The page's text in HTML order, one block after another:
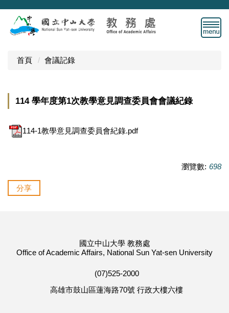
跳
主
首頁 會議記錄
114 學年度第1次教學意見調查委員會會議紀錄
114-1教學意見調查委員會紀錄.pdf
瀏覽數: 698
分享
國立中山大學 教務處
Office of Academic Affairs, National Sun Yat-sen University
(07)525-2000
高雄市鼓山區蓮海路70號 行政大樓六樓